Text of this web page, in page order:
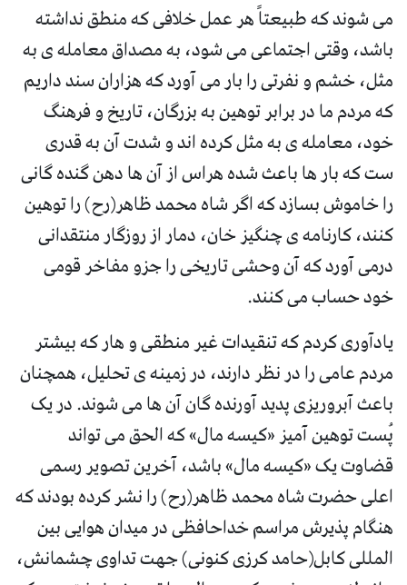
می شوند که طبیعتاً هر عمل خلافی که منطق نداشته
باشد، وقتی اجتماعی می شود، به مصداق معامله ی به
مثل، خشم و نفرتی را بار می آورد که هزاران سند داریم
که مردم ما در برابر توهین به بزرگان، تاریخ و فرهنگ
خود، معامله ی به مثل کرده اند و شدت آن به قدری
ست که بار ها باعث شده هراس از آن ها دهن گنده گانی
را خاموش بسازد که اگر شاه محمد ظاهر(رح) را توهین
کنند، کارنامه ی چنگیز خان، دمار از روزگار منتقدانی
درمی آورد که آن وحشی تاریخی را جزو مفاخر قومی
خود حساب می کنند.
یادآوری کردم که تنقیدات غیر منطقی و هار که بیشتر
مردم عامی را در نظر دارند، در زمینه ی تحلیل، همچنان
باعث آبروریزی پدید آورنده گان آن ها می شوند. در یک
پُست توهین آمیز «کیسه مال» که الحق می تواند
قضاوت یک «کیسه مال» باشد، آخرین تصویر رسمی
اعلی حضرت شاه محمد ظاهر(رح) را نشر کرده بودند که
هنگام پذیرش مراسم خداحافظی در میدان هوایی بین
المللی کابل(حامد کرزی کنونی) جهت تداوی چشمانش،